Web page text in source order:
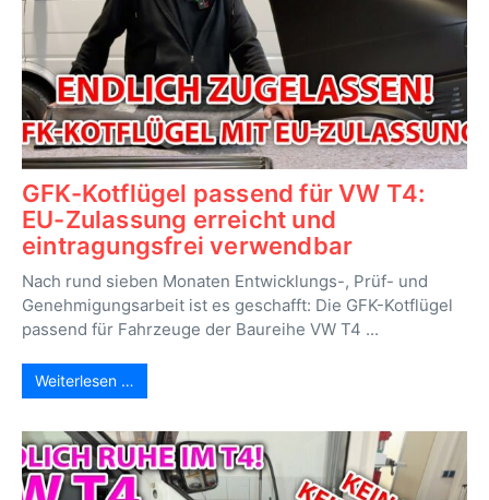
GFK-Kotflügel passend für VW T4:
EU-Zulassung erreicht und
eintragungsfrei verwendbar
Nach rund sieben Monaten Entwicklungs-, Prüf- und
Genehmigungsarbeit ist es geschafft: Die GFK-Kotflügel
passend für Fahrzeuge der Baureihe VW T4 ...
Weiterlesen …